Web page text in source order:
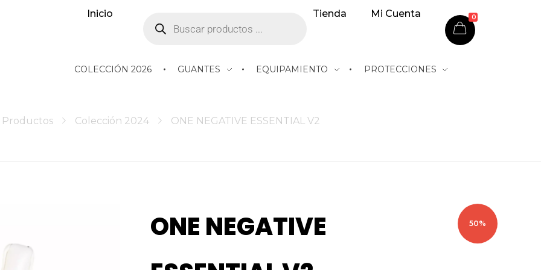
Inicio Tienda Mi Cuenta 0
COLECCIÓN 2026 GUANTES EQUIPAMIENTO PROTECCIONES
Productos Colección 2024 ONE NEGATIVE ESSENTIAL V2
ONE NEGATIVE
50%